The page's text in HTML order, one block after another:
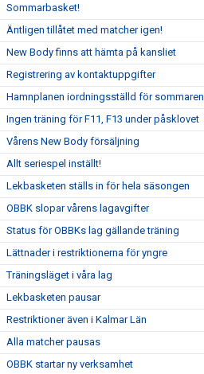
Sommarbasket!
Äntligen tillåtet med matcher igen!
New Body finns att hämta på kansliet
Registrering av kontaktuppgifter
Hamnplanen iordningsställd för sommaren
Ingen träning för F11, F13 under påsklovet
Vårens New Body försäljning
Allt seriespel inställt!
Lekbasketen ställs in för hela säsongen
OBBK slopar vårens lagavgifter
Status för OBBKs lag gällande träning
Lättnader i restriktionerna för yngre
Träningsläget i våra lag
Lekbasketen pausar
Restriktioner även i Kalmar Län
Alla matcher pausas
OBBK startar ny verksamhet